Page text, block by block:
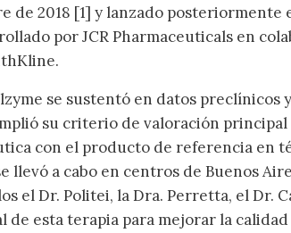
de 2018 [1] y lanzado posteriormente
por JCR Pharmaceuticals en
se sustentó en datos preclínicos
su criterio de valoración principal
con el producto de referencia en
llevó a cabo en centros de Buenos
el Dr. Politei, la Dra. Perretta, el Dr.
de esta terapia para mejorar la